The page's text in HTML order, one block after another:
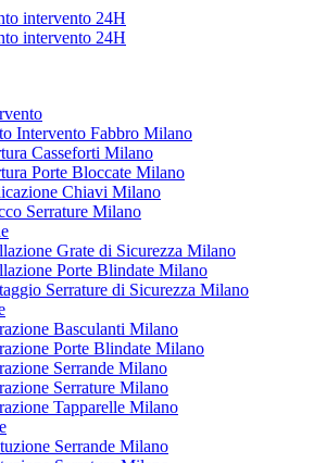
Intervento Fabbro Milano
Casseforti Milano
Porte Bloccate Milano
Chiavi Milano
Serrature Milano
Grate di Sicurezza Milano
Porte Blindate Milano
Serrature di Sicurezza Milano
Basculanti Milano
Porte Blindate Milano
Serrande Milano
Serrature Milano
Tapparelle Milano
Serrande Milano